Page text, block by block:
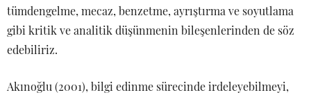
tümdengelme, mecaz, benzetme, ayrıştırma ve soyutlama
gibi kritik ve analitik düşünmenin bileşenlerinden de söz
edebiliriz.
Akınoğlu (2001), bilgi edinme sürecinde irdeleyebilmeyi,